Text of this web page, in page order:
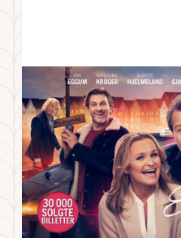
En natt forbi - en
28.08
TORSDAG . AUGUST
Starter
Dørene åpner